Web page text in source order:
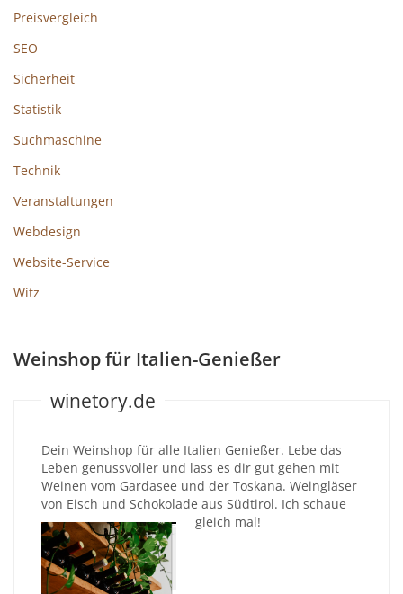
Preisvergleich
SEO
Sicherheit
Statistik
Suchmaschine
Technik
Veranstaltungen
Webdesign
Website-Service
Witz
Weinshop für Italien-Genießer
winetory.de
Dein Weinshop für alle Italien Genießer. Lebe das
Leben genussvoller und lass es dir gut gehen mit
Weinen vom Gardasee und der Toskana. Weingläser
von Eisch und Schokolade aus Südtirol. Ich schaue
gleich mal!